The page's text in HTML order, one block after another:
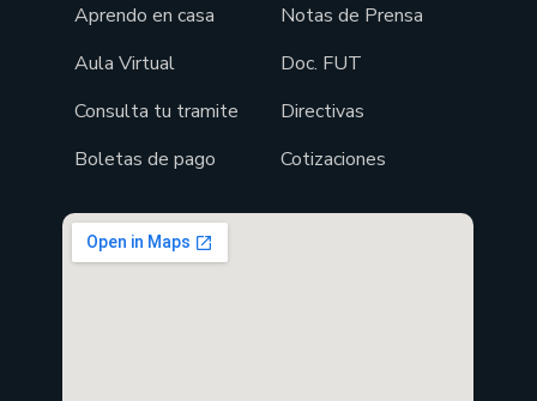
Aprendo en casa
Aula Virtual
Consulta tu tramite
Boletas de pago
Notas de Prensa
Doc. FUT
Directivas
Cotizaciones